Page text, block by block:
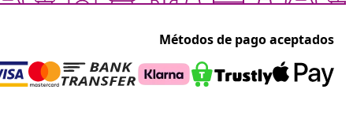
Métodos de pago aceptados